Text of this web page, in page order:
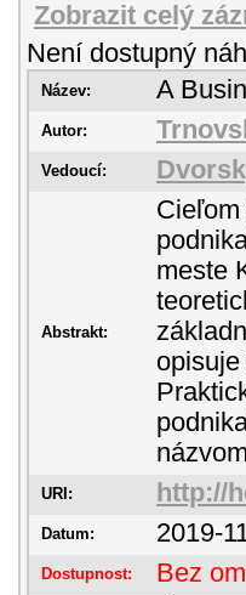
Zobrazit celý
Není dostupný
Název: A
Autor:
Vedoucí:
Abstrakt:
meste
URI: http://
Datum: 2019-
Dostupnost: Bez